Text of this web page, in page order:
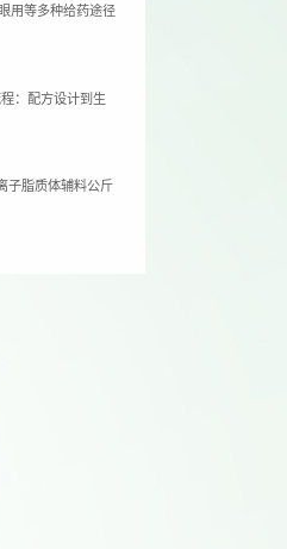
用等多种给药途径
：配方设计到生
子脂质体辅料公斤